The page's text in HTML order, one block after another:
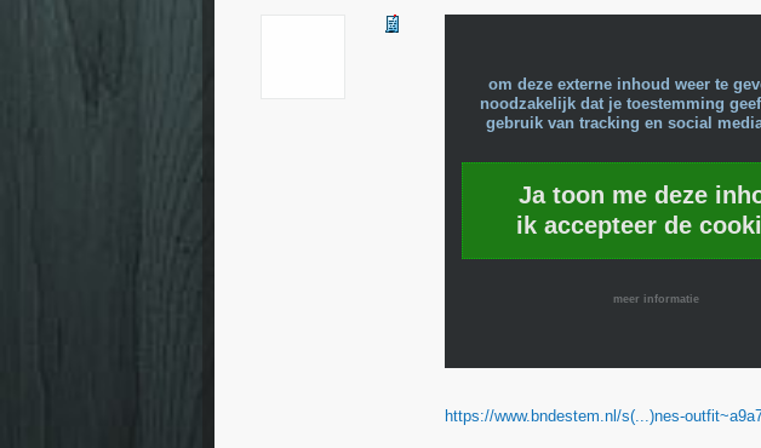
om deze externe inhoud weer te
noodzakelijk dat je toestemming
gebruik van tracking en social
Ja toon me deze
ik accepteer de
meer informatie
https://www.bndestem.nl/s(...)nes-